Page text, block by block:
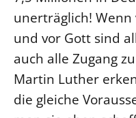
unerträglich! Wenn
und vor Gott sind
auch alle Zugang
Martin Luther
die gleiche
Geschäftsstelle
LANDESSYNODE
27. Landessynode
Kontakt